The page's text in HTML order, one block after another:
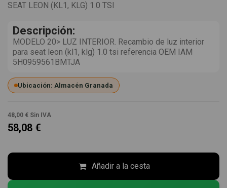
SEAT LEON (KL1, KLG) 1.0 TSI
Descripción:
MODELO 20> LUZ INTERIOR. Recambio de luz interior
para seat leon (kl1, klg) 1.0 tsi referencia OEM IAM
5H0959561BMTJA
Ubicación: Almacén Granada
48,00 € Sin IVA
58,08 €
Añadir a la cesta